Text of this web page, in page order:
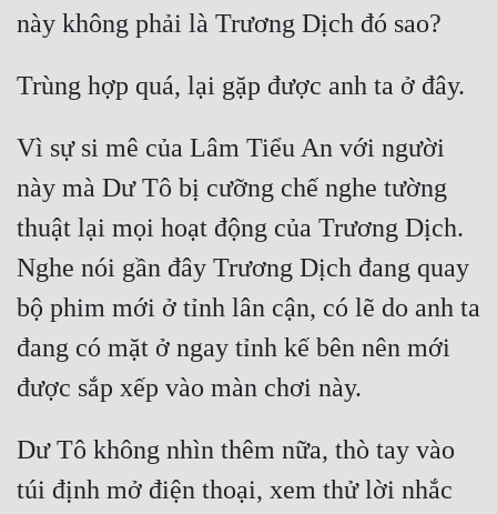
Lịch Sử
Mưu Mô
Mạt Thế
Mỹ Thực
Ngôn Tình
Ngược
Nữ Cường
Nữ Phụ
Phong Thủy - Tâm Linh
Phương Tây
Vì sự si mê của Lâm Tiểu An với người
này mà Dư Tô bị cưỡng chế nghe tường
thuật lại mọi hoạt động của Trương Dịch.
Nghe nói gần đây Trương Dịch đang quay
bộ phim mới ở tỉnh lân cận, có lẽ do anh ta
đang có mặt ở ngay tỉnh kế bên nên mới
Dư Tô không nhìn thêm nữa, thò tay vào
túi định mở điện thoại, xem thử lời nhắc